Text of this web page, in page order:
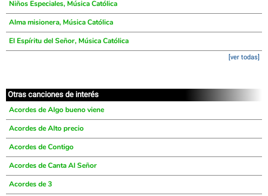
Niños Especiales, Música Católica
Alma misionera, Música Católica
El Espíritu del Señor, Música Católica
[ver todas]
Otras canciones de interés
Acordes de Algo bueno viene
Acordes de Alto precio
Acordes de Contigo
Acordes de Canta Al Señor
Acordes de 3